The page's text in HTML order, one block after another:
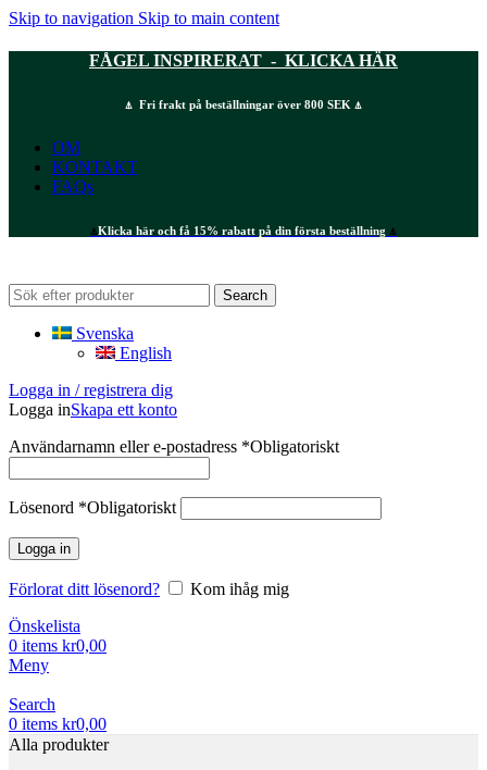
Skip to navigation Skip to main content
FÅGEL INSPIRERAT - KLICKA HÄR
⍋ Fri frakt på beställningar över 800 SEK ⍋
OM
KONTAKT
FAQs
⍋Klicka här och få 15% rabatt på din första beställning ⍋
Search
Svenska
English
Logga in / registrera dig
Logga inSkapa ett konto
Användarnamn eller e-postadress *Obligatoriskt
Lösenord *Obligatoriskt
Logga in
Förlorat ditt lösenord?
Kom ihåg mig
Önskelista
0 items kr0,00
Meny
Search
0 items kr0,00
Alla produkter